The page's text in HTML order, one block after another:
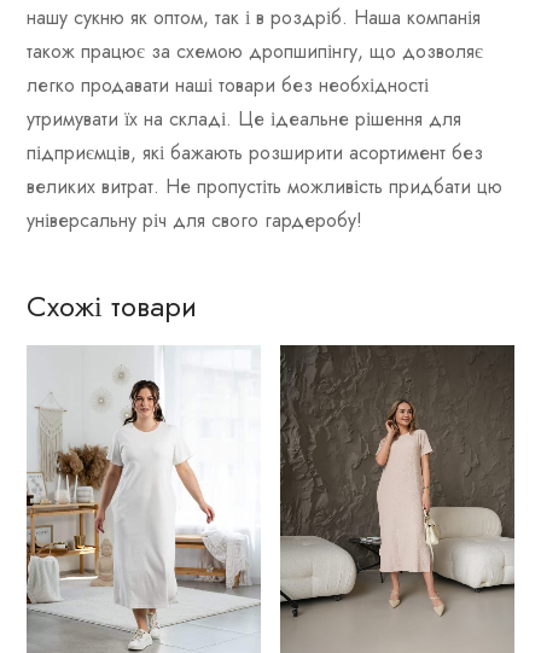
нашу сукню як оптом, так і в роздріб. Наша компанія
також працює за схемою дропшипінгу, що дозволяє
легко продавати наші товари без необхідності
утримувати їх на складі. Це ідеальне рішення для
підприємців, які бажають розширити асортимент без
великих витрат. Не пропустіть можливість придбати цю
універсальну річ для свого гардеробу!
Схожі товари